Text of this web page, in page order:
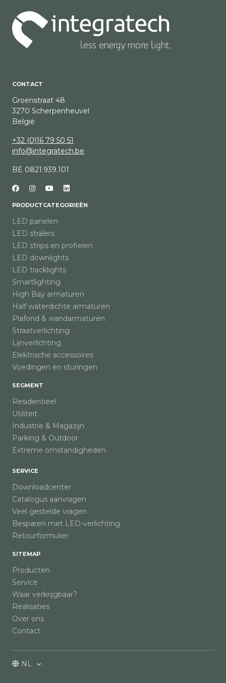
CONTACT
Groenstraat 48
3270 Scherpenheuvel
België
+32 (0)16 79 50 51
info@integratech.be
BE 0821.939.101
PRODUCTCATEGORIEËN
LED panelen
LED stralers
LED strips en profielen
LED downlights
LED tracklights
Smartlighting
High Bay armaturen
Half waterdichte armaturen
Plafond & wandarmaturen
Straatverlichting
Lijnverlichting
Elektrische accessoires
Voedingen en sturingen
SEGMENT
Residentieel
Utiliteit
Industrie & Magazijn
Parking & Outdoor
Extreme omstandigheden
SERVICE
Downloadcenter
Catalogus aanvragen
Veel gestelde vragen
Besparen met LED-verlichting
Retourformulier
SITEMAP
Producten
Service
Waar verkrijgbaar?
Realisaties
Over ons
Contact
NL